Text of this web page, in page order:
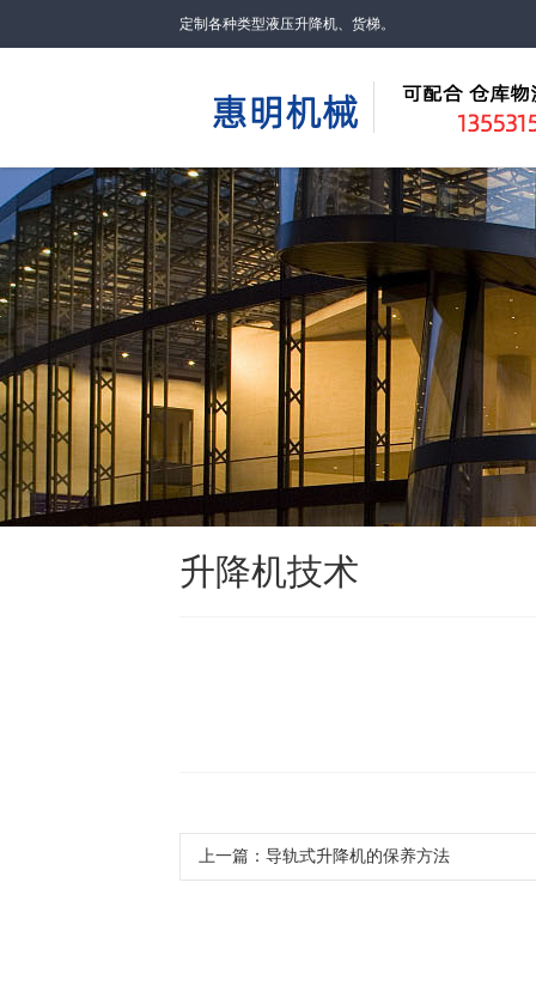
定制各种类型液压升降机、货梯。
升降机技术
上一篇： 导轨式升降机的保养方法